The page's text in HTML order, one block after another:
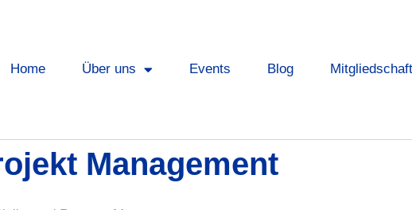
Home Über uns Events Blog Mitgliedschaft
Management